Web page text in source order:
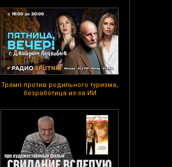
Трамп против родильного туризма,
безработица из-за ИИ